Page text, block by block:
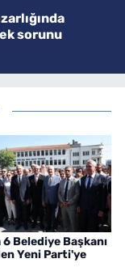
sorunu
Belediye Başkanı
Yeni Parti'ye